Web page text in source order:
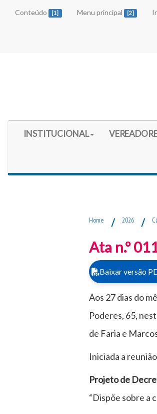
Conteúdo [1] Menu principal [2]
Início do Menu Principal
INSTITUCIONAL
Home / 2026 /
Ata n.º
Baixar versão
Aos 27 dias do
Poderes, 65,
de Faria e
Iniciada a
Projeto de
“Dispõe sobre a